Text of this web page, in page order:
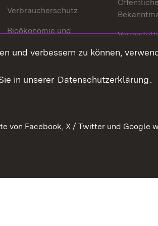
Verbraucherschutz
Bioökonomie und
Öffentliche
Mediathek
und verbessern zu können,
in unserer Datenschutzerklärung.
von Facebook, X / Twitter und Google